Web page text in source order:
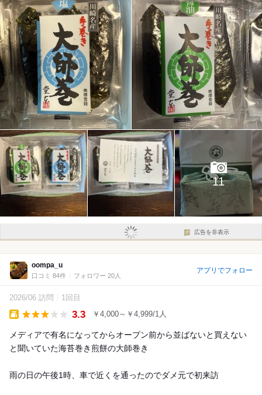
11
広告を非表示
oompa_u
口コミ 84件 フォロワー 20人
アプリでフォロー
2026/06 訪問 1回目
3.3 ￥4,000～￥4,999/1人
メディアで有名になってからオープン前から並ばないと買えない
と聞いていた海苔巻き煎餅の大師巻き
雨の日の午後1時、車で近くを通ったのでダメ元で初来訪